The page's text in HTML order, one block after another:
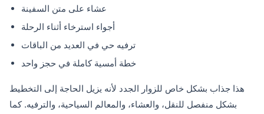
عشاء على متن السفينة
أجواء استرخاء أثناء الرحلة
ترفيه حي في العديد من الباقات
خطة أمسية كاملة في حجز واحد
هذا جذاب بشكل خاص للزوار الجدد لأنه يزيل الحاجة إلى التخطيط
بشكل منفصل للنقل، والعشاء، والمعالم السياحية، والترفيه. كما